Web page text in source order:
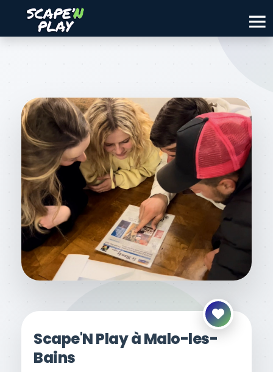
Scape'N Play à Malo-les-
Bains